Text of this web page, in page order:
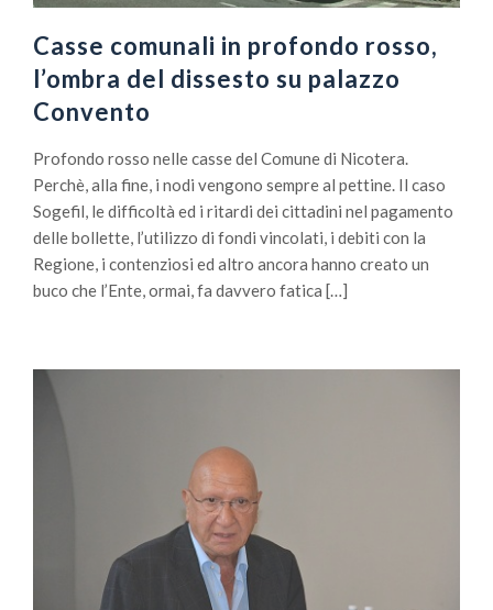
Casse comunali in profondo rosso,
l’ombra del dissesto su palazzo
Convento
Profondo rosso nelle casse del Comune di Nicotera.
Perchè, alla fine, i nodi vengono sempre al pettine. Il caso
Sogefil, le difficoltà ed i ritardi dei cittadini nel pagamento
delle bollette, l’utilizzo di fondi vincolati, i debiti con la
Regione, i contenziosi ed altro ancora hanno creato un
buco che l’Ente, ormai, fa davvero fatica […]